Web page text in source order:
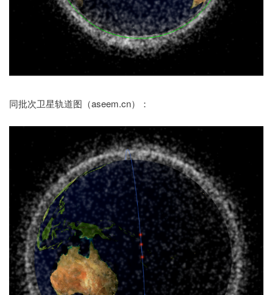
同批次卫星轨道图（aseem.cn）：